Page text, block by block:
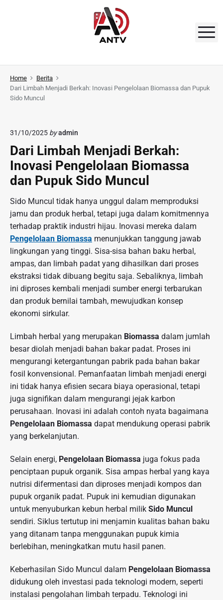
o
A
N
Home
Berita
Dari Limbah Menjadi Berkah: Inovasi Pengelolaan Biomassa dan Pupuk
Sido Muncul
31/10/2025 byadmin
Dari Limbah Menjadi Berkah:
Inovasi Pengelolaan Biomassa
dan Pupuk Sido Muncul
Sido Muncul tidak hanya unggul dalam memproduksi
jamu dan produk herbal, tetapi juga dalam komitmennya
terhadap praktik industri hijau. Inovasi mereka dalam
Pengelolaan Biomassa menunjukkan tanggung jawab
lingkungan yang tinggi. Sisa-sisa bahan baku herbal,
ampas, dan limbah padat yang dihasilkan dari proses
ekstraksi tidak dibuang begitu saja. Sebaliknya, limbah
ini diproses kembali menjadi sumber energi terbarukan
dan produk bernilai tambah, mewujudkan konsep
ekonomi sirkular.
Limbah herbal yang merupakan Biomassa dalam jumlah
besar diolah menjadi bahan bakar padat. Proses ini
mengurangi ketergantungan pabrik pada bahan bakar
fosil konvensional. Pemanfaatan limbah menjadi energi
ini tidak hanya efisien secara biaya operasional, tetapi
juga signifikan dalam mengurangi jejak karbon
perusahaan. Inovasi ini adalah contoh nyata bagaimana
Pengelolaan Biomassa dapat mendukung operasi pabrik
yang berkelanjutan.
Selain energi, Pengelolaan Biomassa juga fokus pada
penciptaan pupuk organik. Sisa ampas herbal yang kaya
nutrisi difermentasi dan diproses menjadi kompos dan
pupuk organik padat. Pupuk ini kemudian digunakan
untuk menyuburkan kebun herbal milik Sido Muncul
sendiri. Siklus tertutup ini menjamin kualitas bahan baku
yang ditanam tanpa menggunakan pupuk kimia
berlebihan, meningkatkan mutu hasil panen.
Keberhasilan Sido Muncul dalam Pengelolaan Biomassa
didukung oleh investasi pada teknologi modern, seperti
instalasi pengolahan limbah terpadu. Teknologi ini